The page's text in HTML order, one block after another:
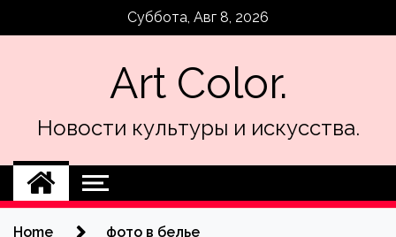
Суббота, Авг 8, 2026
Art Color.
Новости культуры и искусства.
Home фото в белье